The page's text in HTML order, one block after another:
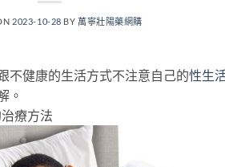
2023-10-28 BY萬寧壯陽藥網購
不健康的生活方式不注意自己的性生
。
療方法